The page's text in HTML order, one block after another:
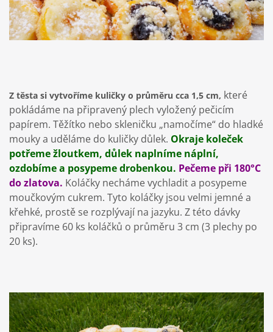
Z těsta si vytvoříme kuličky o průměru cca 1,5 cm, které
pokládáme na připravený plech vyložený pečicím
papírem. Těžítko nebo skleničku „namočíme“ do hladké
mouky a uděláme do kuličky důlek. Okraje koleček
potřeme žloutkem, důlek naplníme náplní,
ozdobíme a posypeme drobenkou. Pečeme při 180°C
do zlatova. Koláčky necháme vychladit a posypeme
moučkovým cukrem. Tyto koláčky jsou velmi jemné a
křehké, prostě se rozplývají na jazyku. Z této dávky
připravíme 60 ks koláčků o průměru 3 cm (3 plechy po
20 ks).